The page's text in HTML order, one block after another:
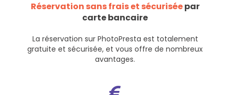
Réservation sans frais et sécuriséepar
carte bancaire
La réservation sur PhotoPresta est totalement
gratuite et sécurisée, et vous offre de nombreux
avantages.